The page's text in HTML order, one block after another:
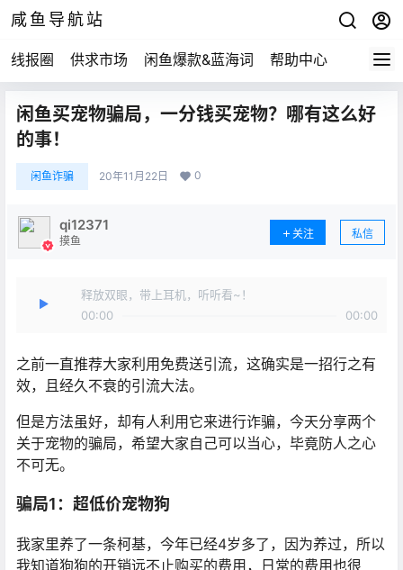
咸鱼导航站
线报圈 供求市场 闲鱼爆款&蓝海词 帮助中心
闲鱼买宠物骗局，一分钱买宠物？哪有这么好
的事！
闲鱼诈骗 20年11月22日 0
qi12371
摸鱼
关注 私信
释放双眼，带上耳机，听听看~！
00:00
00:00
之前一直推荐大家利用免费送引流，这确实是一招行之有
效，且经久不衰的引流大法。
但是方法虽好，却有人利用它来进行诈骗，今天分享两个
关于宠物的骗局，希望大家自己可以当心，毕竟防人之心
不可无。
骗局1：超低价宠物狗
我家里养了一条柯基，今年已经4岁多了，因为养过，所以
我知道狗狗的开销远不止购买的费用，日常的费用也很